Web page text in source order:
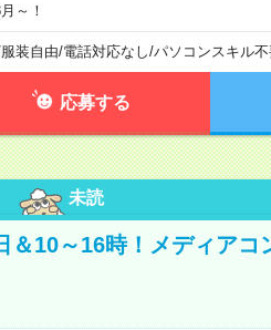
～！
服装自由/電話対応なし/パソコンスキル不
応募する
未読
＆10～16時！メディアコ